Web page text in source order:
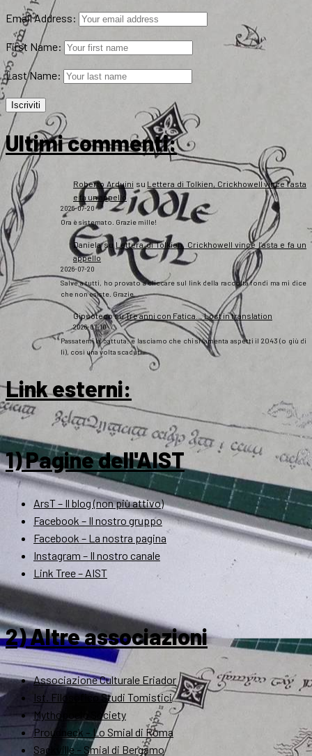
Email Address:
First Name:
Last Name:
Ultimi commenti:
Roberto Arduini su Lettera di Tolkien, Crickhowell vince l’asta
e fa un appello
2026-07-20
Ora è sistemato. Grazie mille!
DanielasuLettera di Tolkien, Crickhowell vince l’asta e fa un
appello
2026-07-20
Salve a tutti, ho provato a cliccare sul link della raccolta fondi ma mi dice
che non esiste. Grazie
GipsotecosuTre anni con Fatica… Lost in translation
2026-07-10
Passatemi la battuta: e lasciamo che chi si lamenta aspetti il 2043 (o giù di
lì), così una volta scaduti…
Link esterni:
1) Pagine dell'AIST
ArsT – Il blog (non più attivo)
Facebook – Il nostro gruppo
Facebook – La nostra pagina
Instagram – Il nostro canale
Link Tree – AIST
2) Altre associazioni
Associazione Culturale Eriador
Ist. Filosofico Studi Tomistici
Mythopoeic Society
Proudneck – Lo Smial di Roma
Sackville – Smial di Bergamo